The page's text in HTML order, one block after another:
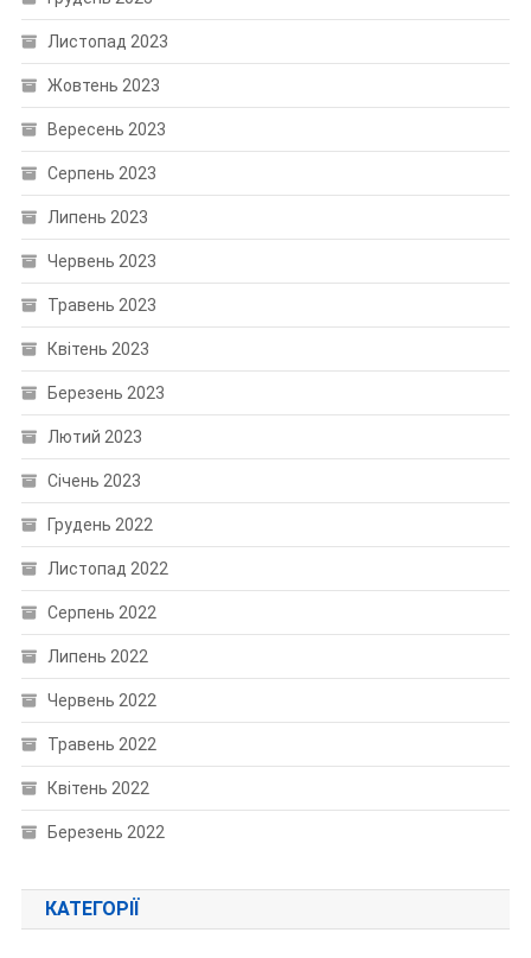
Листопад 2023
Жовтень 2023
Вересень 2023
Серпень 2023
Липень 2023
Червень 2023
Травень 2023
Квітень 2023
Березень 2023
Лютий 2023
Січень 2023
Грудень 2022
Листопад 2022
Серпень 2022
Липень 2022
Червень 2022
Травень 2022
Квітень 2022
Березень 2022
КАТЕГОРІЇ